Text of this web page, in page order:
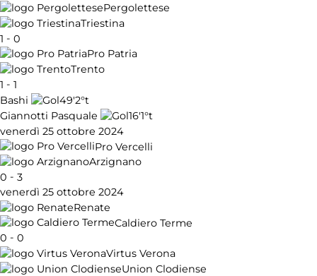
Pergolettese
Triestina
1 - 0
Pro Patria
Trento
1 - 1
Bashi
49'2°t
Giannotti Pasquale
16'1°t
venerdì 25 ottobre 2024
Pro Vercelli
Arzignano
0 - 3
venerdì 25 ottobre 2024
Renate
Caldiero Terme
0 - 0
Virtus Verona
Union Clodiense